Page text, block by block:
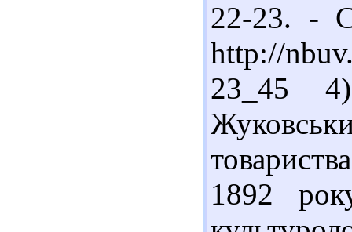
22-23. -
http://
23_45
1892